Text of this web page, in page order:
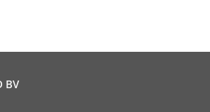
BV